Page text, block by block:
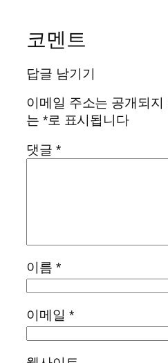
코멘트
답글 남기기
이메일 주소는 공개되지
는 *로 표시됩니다
댓글 *
이름 *
이메일 *